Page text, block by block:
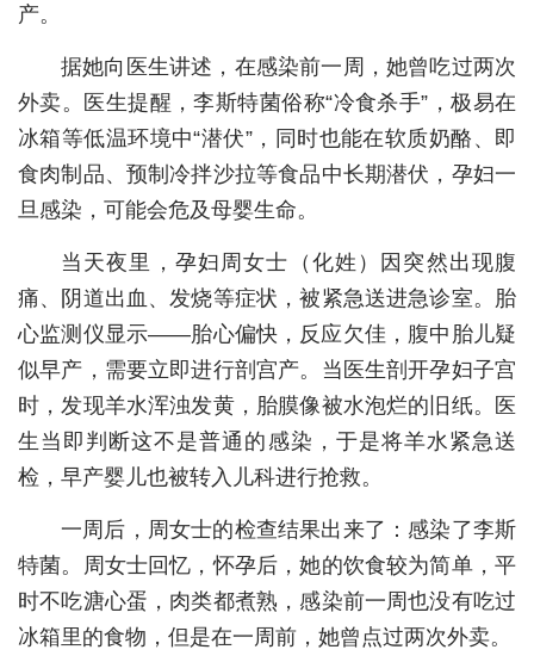
专题
极客圈
经济
城建
科教
健康
悠游
相亲
汽车
房产
创意
文化
产。
据她向医生讲述，在感染前一周，她曾吃过两次
外卖。医生提醒，李斯特菌俗称“冷食杀手”，极易在
冰箱等低温环境中“潜伏”，同时也能在软质奶酪、即
食肉制品、预制冷拌沙拉等食品中长期潜伏，孕妇一
旦感染，可能会危及母婴生命。
当天夜里，孕妇周女士（化姓）因突然出现腹
痛、阴道出血、发烧等症状，被紧急送进急诊室。胎
心监测仪显示——胎心偏快，反应欠佳，腹中胎儿疑
似早产，需要立即进行剖宫产。当医生剖开孕妇子宫
时，发现羊水浑浊发黄，胎膜像被水泡烂的旧纸。医
生当即判断这不是普通的感染，于是将羊水紧急送
检，早产婴儿也被转入儿科进行抢救。
一周后，周女士的检查结果出来了：感染了李斯
特菌。周女士回忆，怀孕后，她的饮食较为简单，平
时不吃溏心蛋，肉类都煮熟，感染前一周也没有吃过
冰箱里的食物，但是在一周前，她曾点过两次外卖。